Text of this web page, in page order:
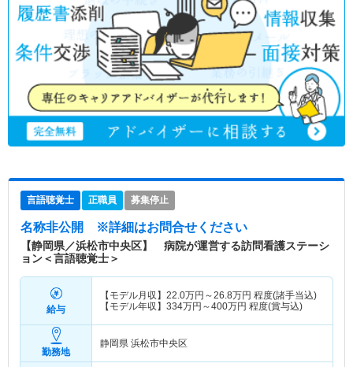
言語聴覚士 正職員 募集停止
名称非公開 ※詳細はお問合せください
【静岡県／浜松市中央区】 病院が運営する訪問看護ステーシ
ョン＜言語聴覚士＞
給与
【モデル月収】 22.0万円～26.8万円 程度(諸手当込)
【モデル年収】 334万円～400万円 程度(賞与込)
勤務地
静岡県 浜松市中央区